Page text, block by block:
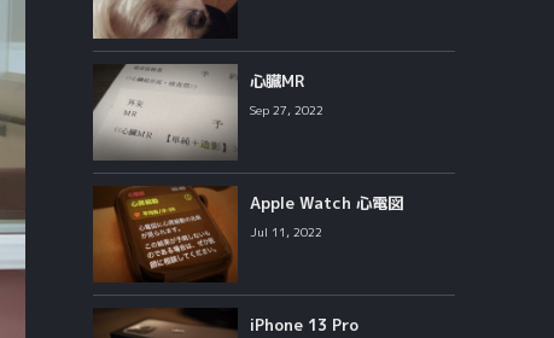
心臓MR
Sep 27, 2022
Apple Watch 心電図
Jul 11, 2022
iPhone 13 Pro